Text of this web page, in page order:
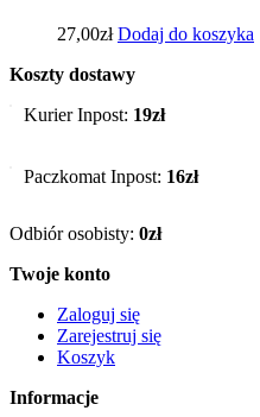
27,00zł Dodaj do koszyka
Koszty dostawy
Kurier Inpost: 19zł
Paczkomat Inpost: 16zł
Odbiór osobisty: 0zł
Twoje konto
Zaloguj się
Zarejestruj się
Koszyk
Informacje